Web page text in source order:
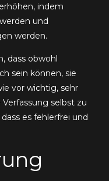
indem
und
werden.
dass obwohl
sein können, sie
vor wichtig, sehr
selbst zu
es fehlerfrei und